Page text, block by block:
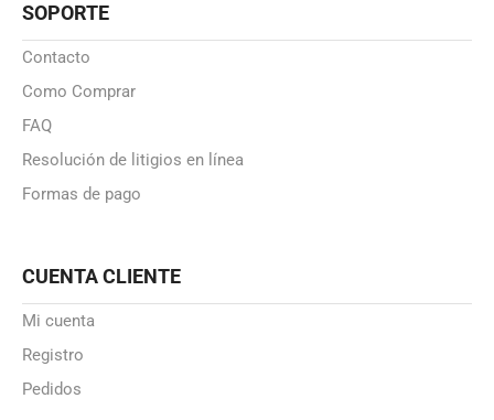
SOPORTE
Contacto
Como Comprar
FAQ
Resolución de litigios en línea
Formas de pago
CUENTA CLIENTE
Mi cuenta
Registro
Pedidos